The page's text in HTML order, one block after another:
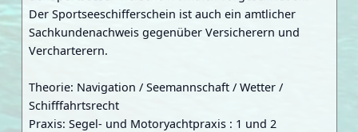
Der Sportseeschifferschein ist auch ein amtlicher
Sachkundenachweis gegenüber Versicherern und
Vercharterern.
Theorie: Navigation / Seemannschaft / Wetter /
Schifffahrtsrecht
Praxis: Segel- und Motoryachtpraxis : 1 und 2